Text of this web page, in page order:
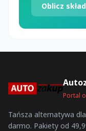
Oblicz
Portal
Tańsza alternatywa
darmo. Pakiety od